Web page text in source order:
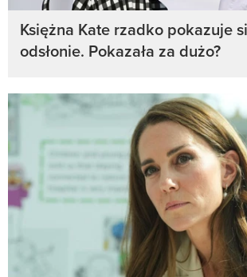
Księżna Kate rzadko pokazuje
odsłonie. Pokazała za dużo?